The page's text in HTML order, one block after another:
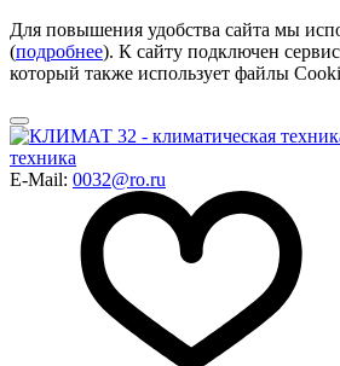
Для повышения удобства сайта мы
(подробнее). К сайту подключен
который также использует файлы
техника
E-Mail: 0032@ro.ru